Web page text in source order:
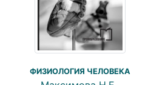
ФИЗИОЛОГИЯ ЧЕЛОВЕКА